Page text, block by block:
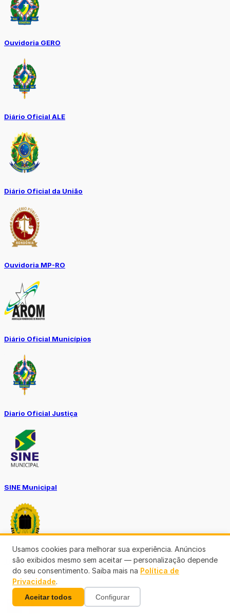
Ouvidoria GERO
Diário Oficial ALE
Diário Oficial da União
Ouvidoria MP-RO
Diário Oficial Municípios
Diario Oficial Justiça
SINE Municipal
Transparência Porto Velho
Usamos cookies para melhorar sua experiência. Anúncios
são exibidos mesmo sem aceitar — personalização depende
do seu consentimento. Saiba mais na Política de
Privacidade.
Aceitar todos Configurar